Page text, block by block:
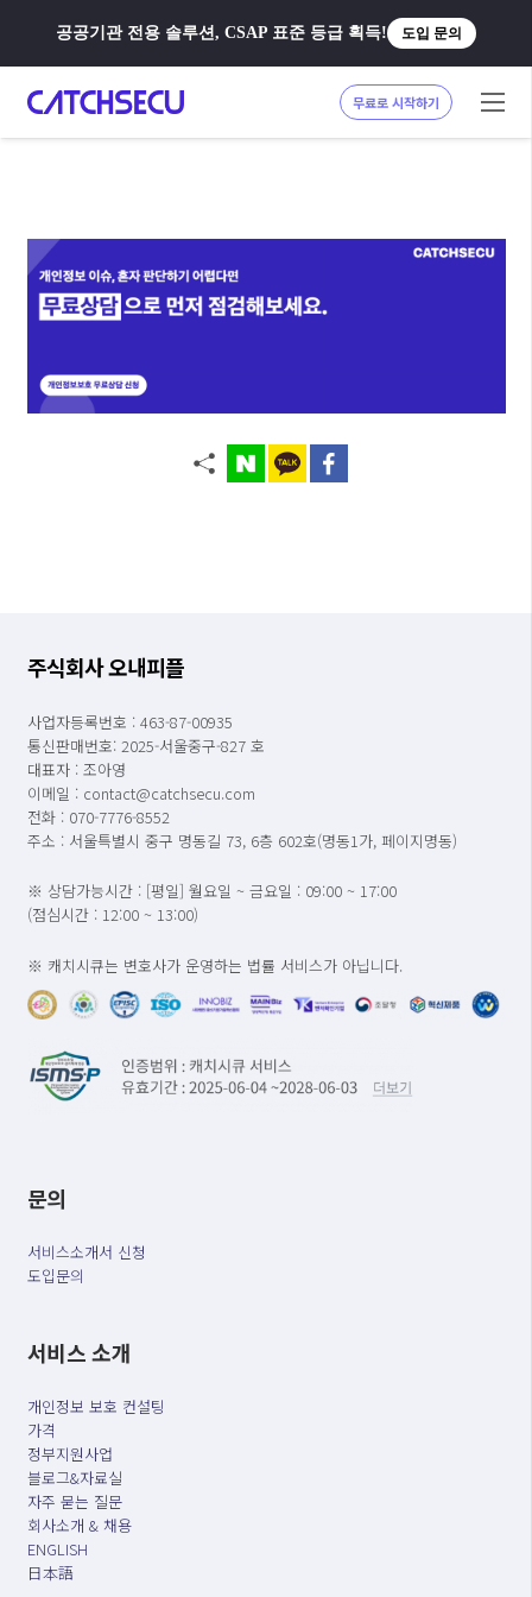
공공기관 전용 솔루션, CSAP 표준 등급 획득! 도입 문의
무료로 시작하기
주식회사 오내피플
사업자등록번호 : 463-87-00935
통신판매번호: 2025-서울중구-827 호
대표자 : 조아영
이메일 : contact@catchsecu.com
전화 : 070-7776-8552
주소 : 서울특별시 중구 명동길 73, 6층 602호(명동1가, 페이지명동)
※ 상담가능시간 : [평일] 월요일 ~ 금요일 : 09:00 ~ 17:00
(점심시간 : 12:00 ~ 13:00)
※ 캐치시큐는 변호사가 운영하는 법률 서비스가 아닙니다.
문의
서비스소개서 신청
도입문의
서비스 소개
개인정보 보호 컨설팅
가격
정부지원사업
블로그&자료실
자주 묻는 질문
회사소개 & 채용
ENGLISH
日本語